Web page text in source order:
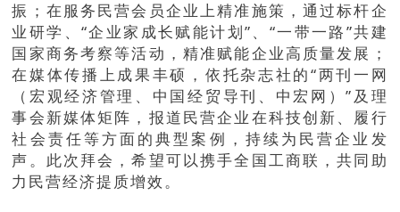
振；在服务民营会员企业上精准施策，通过标杆企
业研学、“企业家成长赋能计划”、“一带一路”共建
国家商务考察等活动，精准赋能企业高质量发展；
在媒体传播上成果丰硕，依托杂志社的“两刊一网
（宏观经济管理、中国经贸导刊、中宏网）”及理
事会新媒体矩阵，报道民营企业在科技创新、履行
社会责任等方面的典型案例，持续为民营企业发
声。此次拜会，希望可以携手全国工商联，共同助
力民营经济提质增效。